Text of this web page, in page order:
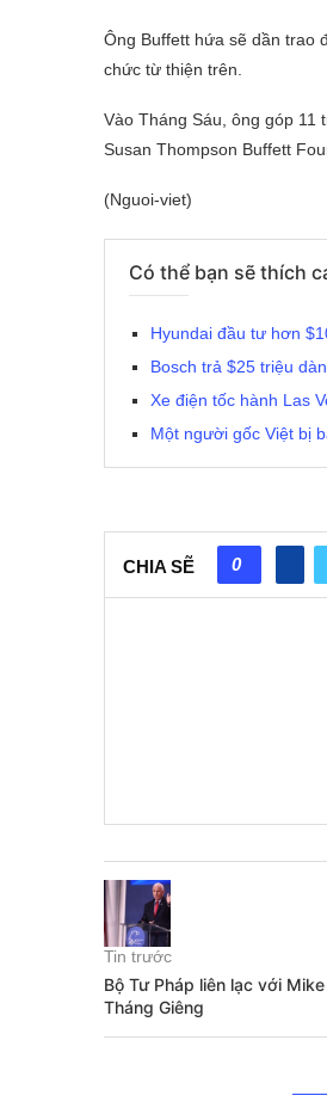
Ông Buffett hứa sẽ dần trao
chức từ thiện trên.
Vào Tháng Sáu, ông góp 11
Susan Thompson Buffett
(Nguoi-viet)
Có thể bạn sẽ thích
Hyundai đầu tư hơn
Bosch trả $25 triệu
Xe điện tốc hành Las
Một người gốc Việt bị
CHIA SẼ 0
Tin trước
Bộ Tư Pháp liên lạc với
Tháng Giêng